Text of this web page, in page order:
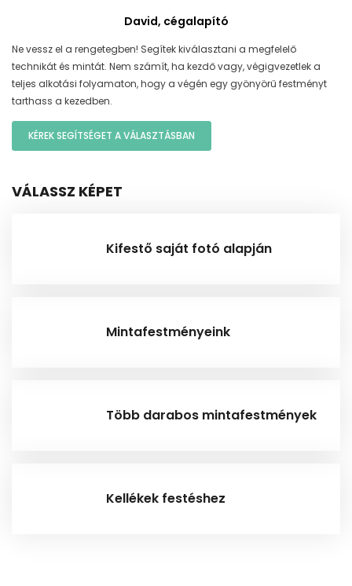
David, cégalapító
Ne vessz el a rengetegben! Segítek kiválasztani a megfelelő
technikát és mintát. Nem számít, ha kezdő vagy, végigvezetlek a
teljes alkotási folyamaton, hogy a végén egy gyönyörű festményt
tarthass a kezedben.
KÉREK SEGÍTSÉGET A VÁLASZTÁSBAN
VÁLASSZ KÉPET
Kifestő saját fotó alapján
Mintafestményeink
Több darabos mintafestmények
Kellékek festéshez